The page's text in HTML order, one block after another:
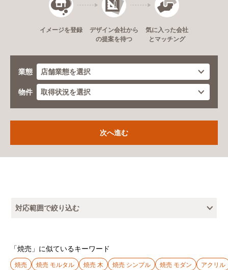
イメージを登録
デザイン会社から
の提案を待つ
気に入った会社
とマッチング
業態
物件
対応範囲で絞り込む
「焼売」に似ているキーワード
焼売 焼売 モルタル 焼売 木 焼売 シンプル 焼売 モダン アクリル